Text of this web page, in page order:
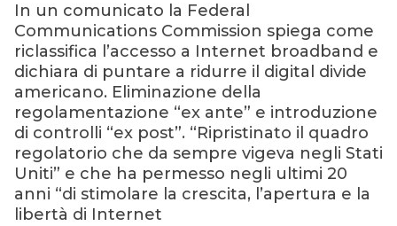
In un comunicato la Federal
Communications Commission spiega come
riclassifica l’accesso a Internet broadband e
dichiara di puntare a ridurre il digital divide
americano. Eliminazione della
regolamentazione “ex ante” e introduzione
di controlli “ex post”. “Ripristinato il quadro
regolatorio che da sempre vigeva negli Stati
Uniti” e che ha permesso negli ultimi 20
anni “di stimolare la crescita, l’apertura e la
libertà di Internet